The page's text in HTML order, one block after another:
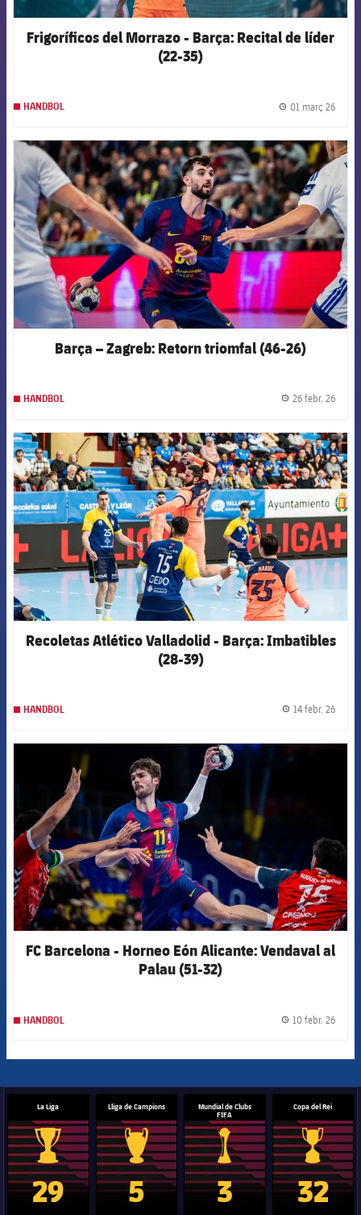
Frigoríficos del Morrazo - Barça: Recital de líder
(22-35)
HANDBOL 01 març 26
FCB Barcelona badge
Barça – Zagreb: Retorn triomfal (46-26)
HANDBOL 26 febr. 26
FCB Barcelona badge
Recoletas Atlético Valladolid - Barça: Imbatibles
(28-39)
HANDBOL 14 febr. 26
FCB Barcelona badge
FC Barcelona - Horneo Eón Alicante: Vendaval al
Palau (51-32)
HANDBOL 10 febr. 26
La Liga
Trofeu de la Liga
29
Lliga de Campions
Trofeu de la Lliga de Campions
5
Mundial de Clubs
FIFA
Trofeu del Mundial de Clubs
3
Copa del Rei
Copa del
32